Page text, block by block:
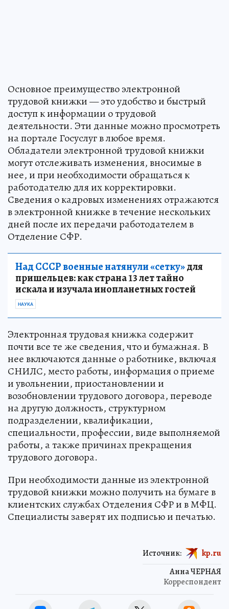
Основное преимущество электронной
трудовой книжки — это удобство и быстрый
доступ к информации о трудовой
деятельности. Эти данные можно просмотреть
на портале Госуслуг в любое время.
Обладатели электронной трудовой книжки
могут отслеживать изменения, вносимые в
нее, и при необходимости обращаться к
работодателю для их корректировки.
Сведения о кадровых изменениях отражаются
в электронной книжке в течение нескольких
дней после их передачи работодателем в
Отделение СФР.
Над СССР военные натянули «сетку»для
пришельцев: как страна 13 лет тайно
искала и изучала инопланетных гостей
НАУКА
Электронная трудовая книжка содержит
почти все те же сведения, что и бумажная. В
нее включаются данные о работнике, включая
СНИЛС, место работы, информация о приеме
и увольнении, приостановлении и
возобновлении трудового договора, переводе
на другую должность, структурном
подразделении, квалификации,
специальности, профессии, виде выполняемой
работы, а также причинах прекращения
трудового договора.
При необходимости данные из электронной
трудовой книжки можно получить на бумаге в
клиентских службах Отделения СФР и в МФЦ.
Специалисты заверят их подписью и печатью.
Анна ЧЕРНАЯ
Корреспондент
Источник: kp.ru